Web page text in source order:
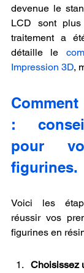
devenue le
LCD sont
traitement a
détaille le
Impression 3D,
:
pour
figurines.
Voici les
réussir vos
figurines en
Choisissez